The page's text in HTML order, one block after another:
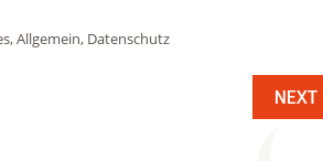
,Allgemein, Datenschutz
NEXT